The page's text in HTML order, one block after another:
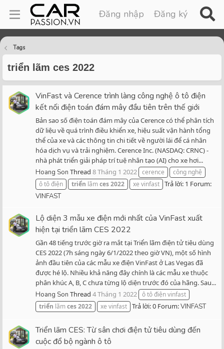
Đăng nhập Đăng ký
Tags
triển lãm ces 2022
VinFast và Cerence trình làng công nghệ ô tô điện
kết nối điện toán đám mây đầu tiên trên thế giới
Bản sao số điện toán đám mây của Cerence có thể phân tích
dữ liệu về quá trình điều khiển xe, hiệu suất vận hành tổng
thể của xe và các thông tin chi tiết về người lái để cá nhân
hóa dịch vụ và trải nghiệm. Cerence Inc. (NASDAQ: CRNC) -
nhà phát triển giải pháp trí tuệ nhân tạo (AI) cho xe hơi...
Hoang Son Thread 8 Tháng 1 2022 cerence
công nghệ
ô tô điện
triển lãmces2022 xe vinfast Trả lời: 1 Forum:
VINFAST
Lộ diện 3 mẫu xe điện mới nhất của VinFast xuất
hiện tại triển lãm CES 2022
Gần 48 tiếng trước giờ ra mắt tại Triển lãm điện tử tiêu dùng
CES 2022 (7h sáng ngày 6/1/2022 theo giờ VN), một số hình
ảnh đầu tiên của các mẫu xe điện VinFast ở Las Vegas đã
được hé lộ. Nhiều khả năng đây chính là các mẫu xe thuộc
phân khúc A, B, C chưa từng lộ diện trước đó của hãng. Sau...
Hoang Son Thread 4 Tháng 1 2022 ô tô điện vinfast
triển lãmces2022 xe vinfast Trả lời: 0 Forum:VINFAST
Triển lãm CES: Từ sân chơi điện tử tiêu dùng đến
cuộc đổ bộ ngành ô tô